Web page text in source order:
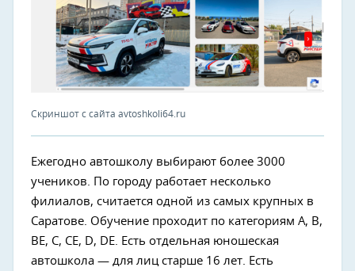
Скриншот с сайта avtoshkoli64.ru
Ежегодно автошколу выбирают более 3000
учеников. По городу работает несколько
филиалов, считается одной из самых крупных в
Саратове. Обучение проходит по категориям А, В,
ВЕ, С, СЕ, D, DE. Есть отдельная юношеская
автошкола — для лиц старше 16 лет. Есть